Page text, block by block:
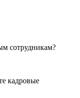
сотрудникам?
кадровые